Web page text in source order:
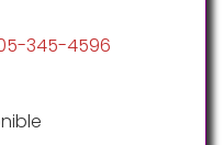
345-4596